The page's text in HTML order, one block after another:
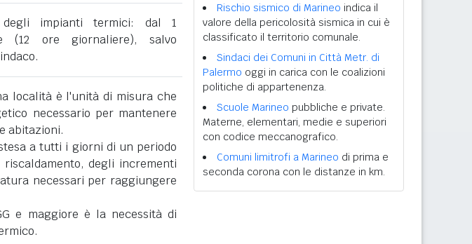
degli impianti termici: dal 1
(12 ore giornaliere), salvo
località è l'unità di misura che
necessario per mantenere
abitazioni.
a tutti i giorni di un periodo
degli incrementi
necessari per raggiungere
e maggiore è la necessità di
Rischio sismico di Marineo indica il
valore della pericolosità sismica in cui è
classificato il territorio comunale.
Sindaci dei Comuni in Città Metr. di
Palermo oggi in carica con le coalizioni
politiche di appartenenza.
Scuole Marineo pubbliche e private.
Materne, elementari, medie e superiori
con codice meccanografico.
Comuni limitrofi a Marineo di prima e
seconda corona con le distanze in km.